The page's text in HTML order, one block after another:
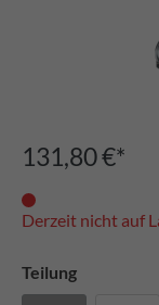
131,80 €*
Derzeit nicht auf
Teilung